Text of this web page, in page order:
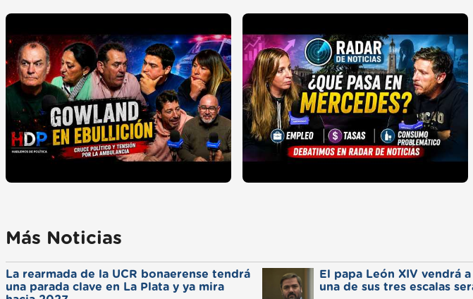
Más Noticias
La rearmada de la UCR bonaerense tendrá
una parada clave en La Plata y ya mira
El papa León XIV vendrá
una de sus tres escalas